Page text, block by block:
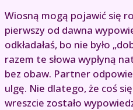
Wiosną mogą pojawić się
pierwszy od dawna
odkładałaś, bo nie było
razem te słowa wypłyną
bez obaw. Partner
ulgę. Nie dlatego, że coś
wreszcie zostało